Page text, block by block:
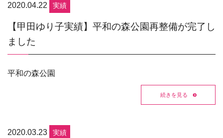
2020.04.22 実績
【甲田ゆり子実績】平和の森公園再整備が完了し
ました
平和の森公園
続きを見る
2020.03.23 実績